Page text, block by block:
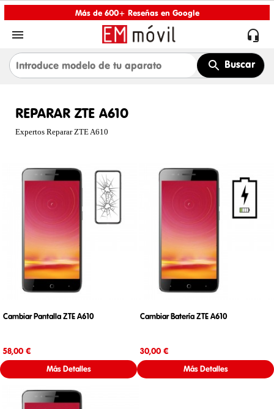
Más de 600+ Reseñas en Google
 
Buscar
REPARAR ZTE A610
Expertos Reparar ZTE A610
Cambiar Pantalla ZTE A610
58,00 €
Más Detalles
Cambiar Batería ZTE A610
30,00 €
Más Detalles